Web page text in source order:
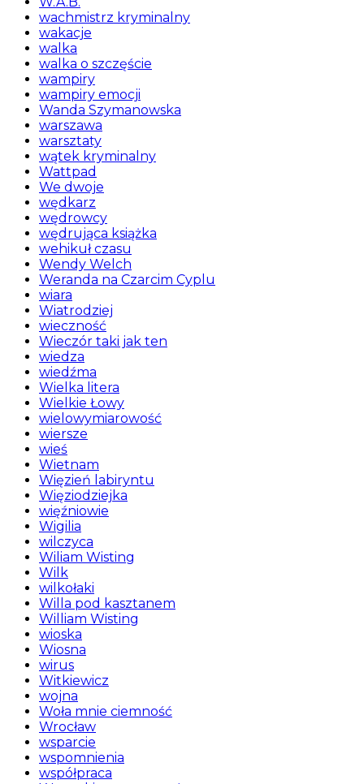
wachmistrz kryminalny
wakacje
walka
walka o szczęście
wampiry
wampiry emocji
Wanda Szymanowska
warszawa
warsztaty
wątek kryminalny
Wattpad
We dwoje
wędkarz
wędrowcy
wędrująca książka
wehikuł czasu
Wendy Welch
Weranda na Czarcim Cyplu
wiara
Wiatrodziej
wieczność
Wieczór taki jak ten
wiedza
wiedźma
Wielka litera
Wielkie Łowy
wielowymiarowość
wiersze
wieś
Wietnam
Więzień labiryntu
Więziodziejka
więźniowie
Wigilia
wilczyca
Wiliam Wisting
Wilk
wilkołaki
Willa pod kasztanem
William Wisting
wioska
Wiosna
wirus
Witkiewicz
wojna
Woła mnie ciemność
Wrocław
wsparcie
wspomnienia
współpraca